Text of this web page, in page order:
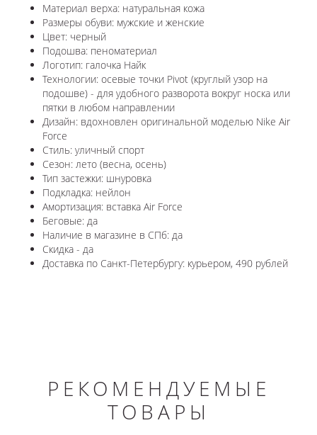
Материал верха: натуральная кожа
Размеры обуви: мужские и женские
Цвет: черный
Подошва: пеноматериал
Логотип: галочка Найк
Технологии: осевые точки Pivot (круглый узор на
подошве) - для удобного разворота вокруг носка или
пятки в любом направлении
Дизайн: вдохновлен оригинальной моделью Nike Air
Force
Стиль: уличный спорт
Сезон: лето (весна, осень)
Тип застежки: шнуровка
Подкладка: нейлон
Амортизация: вставка Air Force
Беговые: да
Наличие в магазине в СПб: да
Скидка - да
Доставка по Санкт-Петербургу: курьером, 490 рублей
РЕКОМЕНДУЕМЫЕ
ТОВАРЫ